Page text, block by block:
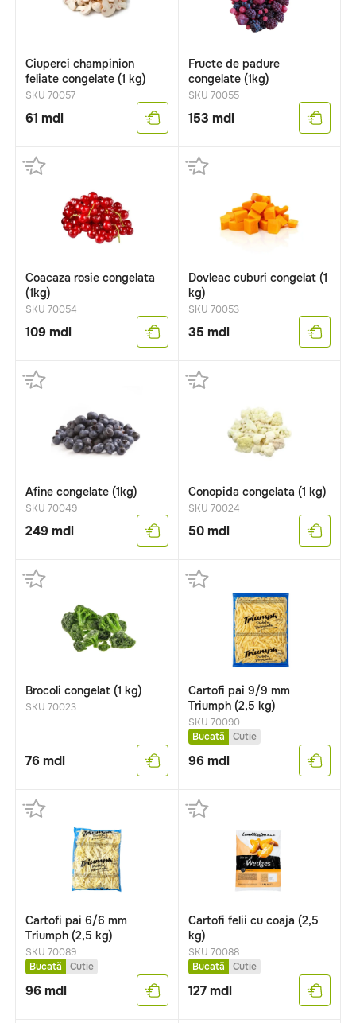
Ciuperci champinion
feliate congelate (1 kg)
SKU 70057
61 mdl
Fructe de padure
congelate (1kg)
SKU 70055
153 mdl
Coacaza rosie congelata
(1kg)
SKU 70054
109 mdl
Dovleac cuburi congelat (1
kg)
SKU 70053
35 mdl
Afine congelate (1kg)
SKU 70049
249 mdl
Conopida congelata (1 kg)
SKU 70024
50mdl
Brocoli congelat (1 kg)
SKU 70023
76 mdl
Cartofi pai 9/9 mm
Triumph (2,5 kg)
SKU 70090
Bucată
Cutie
96 mdl
Cartofi pai 6/6 mm
Triumph (2,5 kg)
SKU 70089
Bucată
Cutie
96 mdl
Cartofi felii cu coaja (2,5
kg)
SKU 70088
Bucată
Cutie
127mdl